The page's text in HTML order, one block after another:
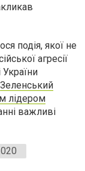
подія, якої не
агресії
України
Зеленський
лідером
важливі